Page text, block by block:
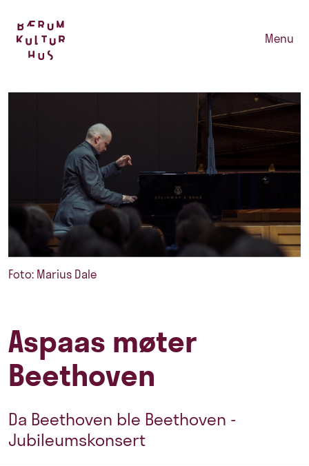
Menu
Foto: Marius Dale
Aspaas møter
Beethoven
Da Beethoven ble Beethoven -
Jubileumskonsert